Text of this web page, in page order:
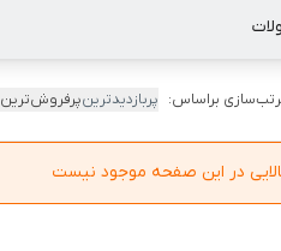
براساس: پربازدیدترینپرفروش‌ترین
در این صفحه موجود نیست